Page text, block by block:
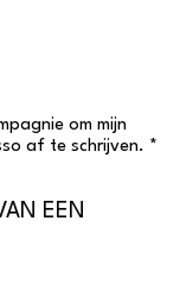
om mijn
af te schrijven. *
EEN